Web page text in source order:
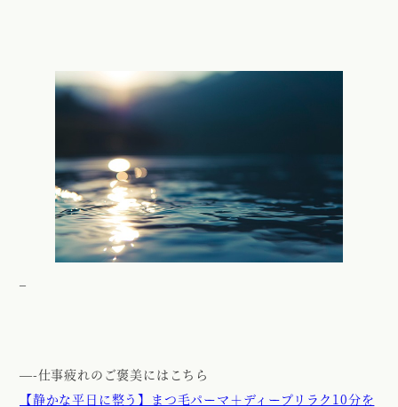
–
—-仕事疲れのご褒美にはこちら
【静かな平日に整う】まつ毛パーマ＋ディープリラク10分を